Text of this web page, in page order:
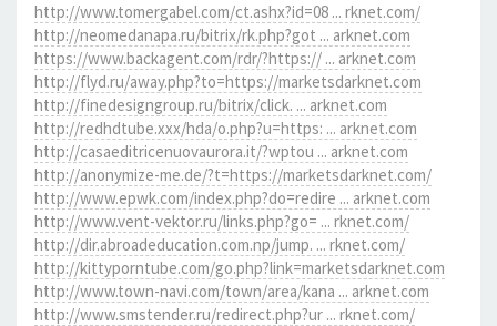
http://www.tomergabel.com/ct.ashx?id=08 ... rknet.com/
http://neomedanapa.ru/bitrix/rk.php?got ... arknet.com
https://www.backagent.com/rdr/?https:// ... arknet.com
http://flyd.ru/away.php?to=https://marketsdarknet.com
http://finedesigngroup.ru/bitrix/click. ... arknet.com
http://redhdtube.xxx/hda/o.php?u=https: ... arknet.com
http://casaeditricenuovaurora.it/?wptou ... arknet.com
http://anonymize-me.de/?t=https://marketsdarknet.com/
http://www.epwk.com/index.php?do=redire ... arknet.com
http://www.vent-vektor.ru/links.php?go= ... rknet.com/
http://dir.abroadeducation.com.np/jump. ... rknet.com/
http://kittyporntube.com/go.php?link=marketsdarknet.com
http://www.town-navi.com/town/area/kana ... arknet.com
http://www.smstender.ru/redirect.php?ur ... rknet.com/